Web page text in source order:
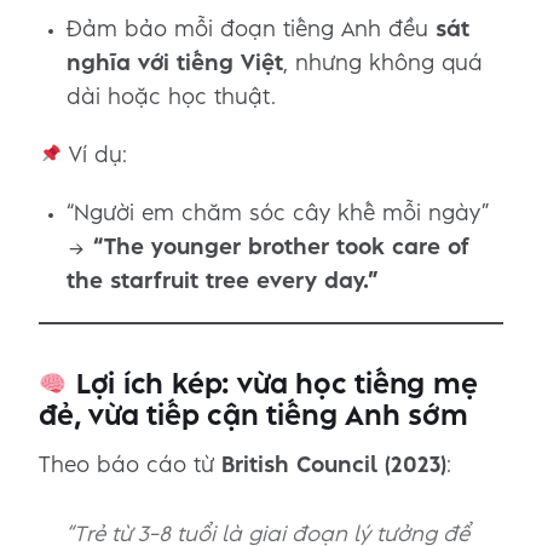
Đảm bảo mỗi đoạn tiếng Anh đều sát
nghĩa với tiếng Việt , nhưng không quá
dài hoặc học thuật.
Ví dụ:
“Người em chăm sóc cây khế mỗi ngày”
→“The younger brother took care of
the starfruit tree every day.”
Lợi ích kép: vừa học tiếng mẹ
đẻ, vừa tiếp cận tiếng Anh sớm
Theo báo cáo từ British Council (2023):
“Trẻ từ 3–8 tuổi là giai đoạn lý tưởng để